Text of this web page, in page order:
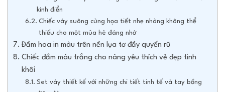
kinh điển
Chiếc váy suông cùng họa tiết nhẹ nhàng không thể
thiếu cho một mùa hè đáng nhớ
Đầm hoa in màu trên nền lụa tơ đầy quyến rũ
Chiếc đầm màu trắng cho nàng yêu thích vẻ đẹp tinh
khôi
Set váy thiết kế với những chi tiết tinh tế và tay bồng